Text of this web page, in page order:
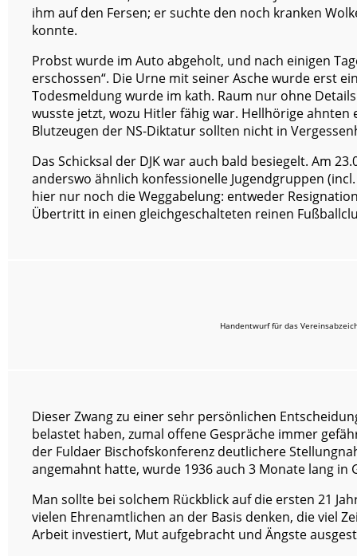
ihm auf den Fersen; er suchte den noch kranken
konnte.
Probst wurde im Auto abgeholt, und nach einigen
erschossen“. Die Urne mit seiner Asche wurde erst
Todesmeldung wurde im kath. Raum nur ohne
wusste jetzt, wozu Hitler fähig war. Hellhörige ahnten
Blutzeugen der NS-Diktatur sollten nicht in
Das Schicksal der DJK war auch bald besiegelt. Am
anderswo ähnlich konfessionelle Jugendgruppen
hier nur noch die Weggabelung: entweder
Übertritt in einen gleichgeschalteten reinen
Handentwurf für das
Dieser Zwang zu einer sehr persönlichen
belastet haben, zumal offene Gespräche immer
der Fuldaer Bischofskonferenz deutlichere
angemahnt hatte, wurde 1936 auch 3 Monate lang in
Man sollte bei solchem Rückblick auf die ersten 21
vielen Ehrenamtlichen an der Basis denken, die viel
Arbeit investiert, Mut aufgebracht und Ängste